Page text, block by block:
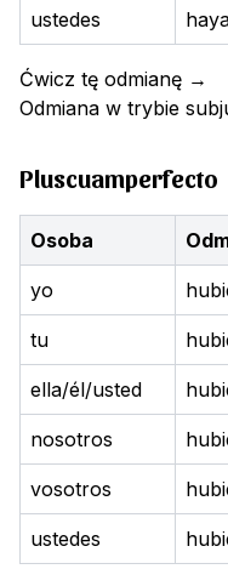
ustedes
Ćwicz tę odmianę →
Odmiana w trybie
Pluscuamperfecto
Osoba
yo
tu
ella/él/usted
nosotros
vosotros
ustedes